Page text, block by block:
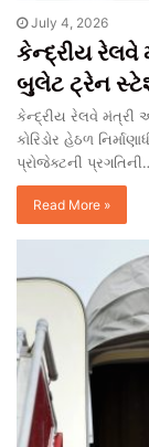
July 4, 2026
કેન્દ્રીય રેલવે
બુલેટ ટ્રેન
કેન્દ્રીય રેલવે મંત્રી
કોરિડોર હેઠળ
પ્રોજેક્ટની
Read More »